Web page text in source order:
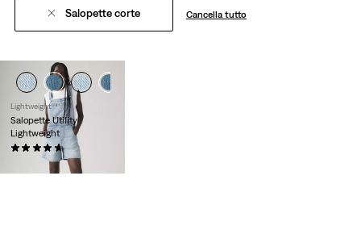
Salopette corte Cancella tutto
Lightweight
Salopette Utility
Lightweight
(0)